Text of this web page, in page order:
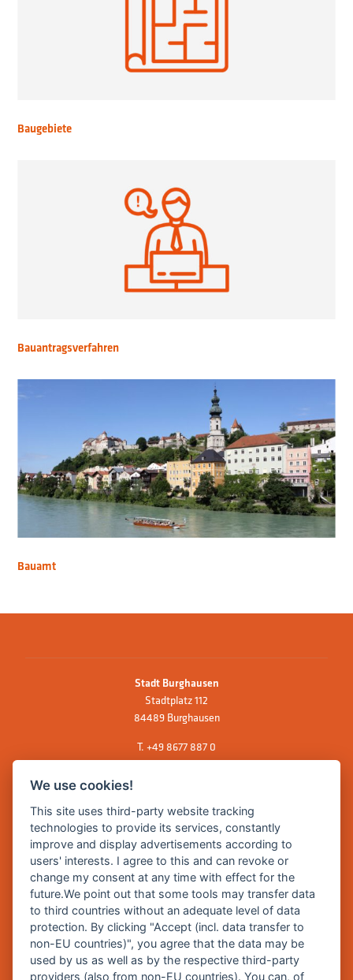
Baugebiete
Bauantragsverfahren
Bauamt
Stadt Burghausen
Stadtplatz 112
84489 Burghausen
T. +49 8677 887 0
E Mail:
Zentrale Webseite der Stadt Burghausen:
www.burghausen.de
Burghausen in leichter Sprache
So funktioniert burghausen.de
Inhalte von burghausen.de
We use cookies!
This site uses third-party website tracking
technologies to provide its services, constantly
improve and display advertisements according to
users' interests. I agree to this and can revoke or
change my consent at any time with effect for the
future.We point out that some tools may transfer data
to third countries without an adequate level of data
protection. By clicking "Accept (incl. data transfer to
non-EU countries)", you agree that the data may be
used by us as well as by the respective third-party
providers (also from non-EU countries). You can, of